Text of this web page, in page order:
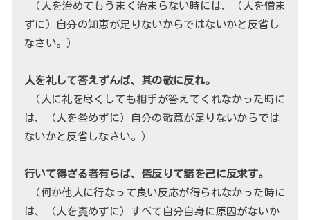
（人を治めてもうまく治まらない時には、（人を憎ま
ずに）自分の知恵が足りないからではないかと反省し
なさい。）
人を礼して答えずんば、其の敬に反れ。
（人に礼を尽くしても相手が答えてくれなかった時に
は、（人を咎めずに）自分の敬意が足りないからでは
ないかと反省しなさい。）
行いて得ざる者有らば、皆反りて諸を己に反求す。
（何か他人に行なって良い反応が得られなかった時に
は、（人を責めずに）すべて自分自身に原因がないか